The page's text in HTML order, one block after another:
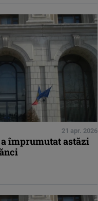
21 apr. 2026
împrumutat astăzi